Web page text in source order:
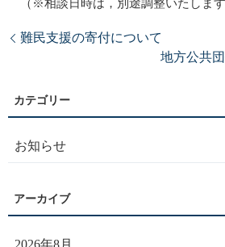
（※相談日時は，別途調整いたします
難民支援の寄付について
地方公共
お知らせ